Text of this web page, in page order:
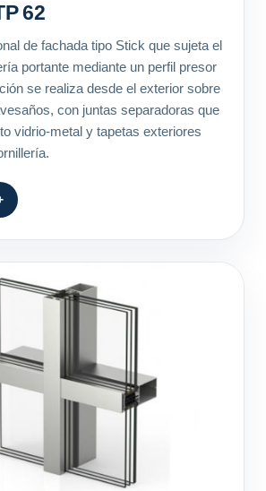
62
de fachada tipo Stick que sujeta el
portante mediante un perfil presor
se realiza desde el exterior sobre
con juntas separadoras que
vidrio-metal y tapetas exteriores